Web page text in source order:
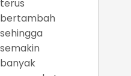
terus
bertambah
sehingga
semakin
banyak